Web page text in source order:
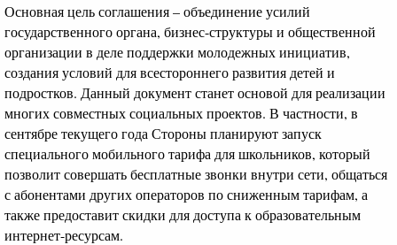
Основная цель соглашения – объединение усилий
государственного органа, бизнес-структуры и общественной
организации в деле поддержки молодежных инициатив,
создания условий для всестороннего развития детей и
подростков. Данный документ станет основой для реализации
многих совместных социальных проектов. В частности, в
сентябре текущего года Стороны планируют запуск
специального мобильного тарифа для школьников, который
позволит совершать бесплатные звонки внутри сети, общаться
с абонентами других операторов по сниженным тарифам, а
также предоставит скидки для доступа к образовательным
интернет-ресурсам.